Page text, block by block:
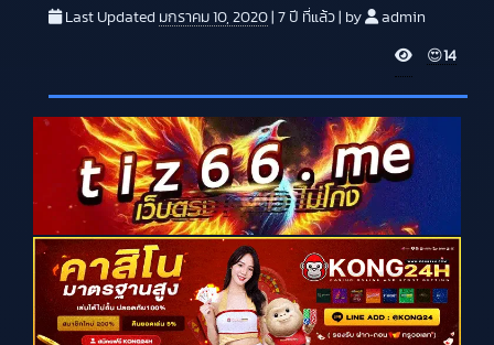
Last Updated มกราคม 10, 2020 7 ปี ที่แล้ว by admin
V
i
w
😍14